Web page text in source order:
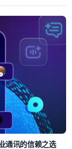
通讯的信赖之选